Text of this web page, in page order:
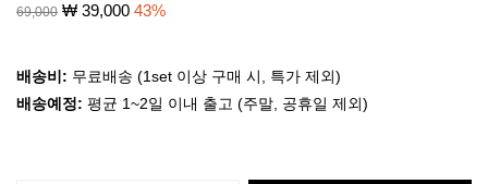
69,000 ₩ 39,000 43%
배송비: 무료배송 (1set 이상 구매 시, 특가 제외)
배송예정: 평균 1~2일 이내 출고 (주말, 공휴일 제외)